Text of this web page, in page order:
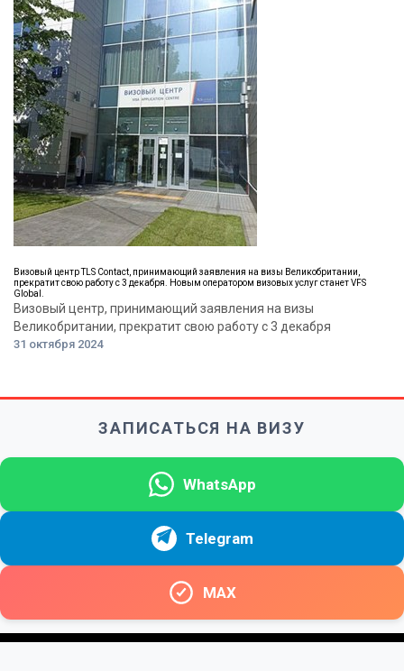
Визовый центр TLS Contact, принимающий заявления на визы Великобритании,
прекратит свою работу с 3 декабря. Новым оператором визовых услуг станет VFS
Global.
Визовый центр, принимающий заявления на визы
Великобритании, прекратит свою работу с 3 декабря
31 октября 2024
ЗАПИСАТЬСЯ НА ВИЗУ
WhatsApp
Telegram
MAX